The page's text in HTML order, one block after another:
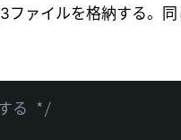
ァイルを格納する。
る */